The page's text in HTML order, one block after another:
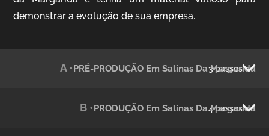
demonstrar a evolução de sua empresa.
A •PRÉ-PRODUÇÃO Em Salinas Da Margarida
3 passos
B •PRODUÇÃO Em Salinas Da Margarida
4 passos